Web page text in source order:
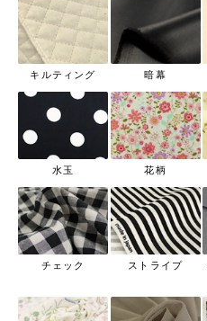
キルティング 暗幕
水玉 花柄
チェック ストライプ